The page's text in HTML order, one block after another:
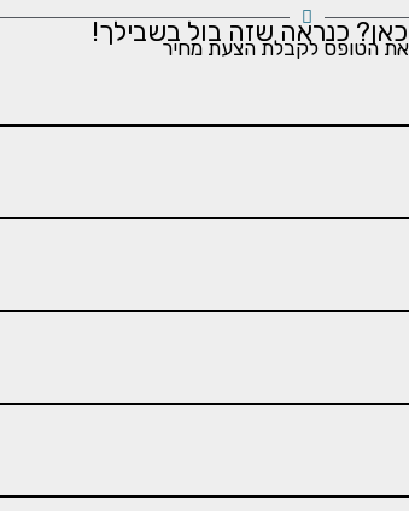
כנראה שזה בול בשבילך!
את הטופס לקבלת הצעת מחיר